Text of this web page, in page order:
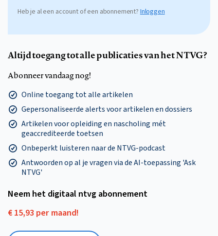
Heb je al een account of een abonnement?Inloggen
Altijd toegang tot alle publicaties van het NTVG?
Abonneer vandaag nog!
Online toegang tot alle artikelen
Gepersonaliseerde alerts voor artikelen en dossiers
Artikelen voor opleiding en nascholing mét
geaccrediteerde toetsen
Onbeperkt luisteren naar de NTVG-podcast
Antwoorden op al je vragen via de AI-toepassing 'Ask
NTVG'
Neem het digitaal ntvg abonnement
€ 15,93 per maand!